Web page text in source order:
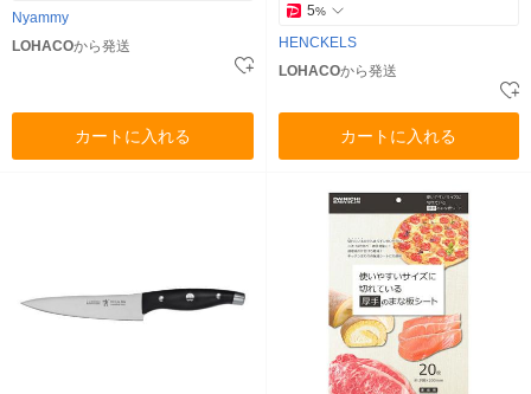
Nyammy
LOHACOから発送
カートに入れる
5%
HENCKELS
LOHACOから発送
カートに入れる